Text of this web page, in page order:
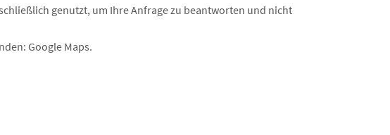
genutzt, um Ihre Anfrage zu beantworten und nicht
Google Maps.